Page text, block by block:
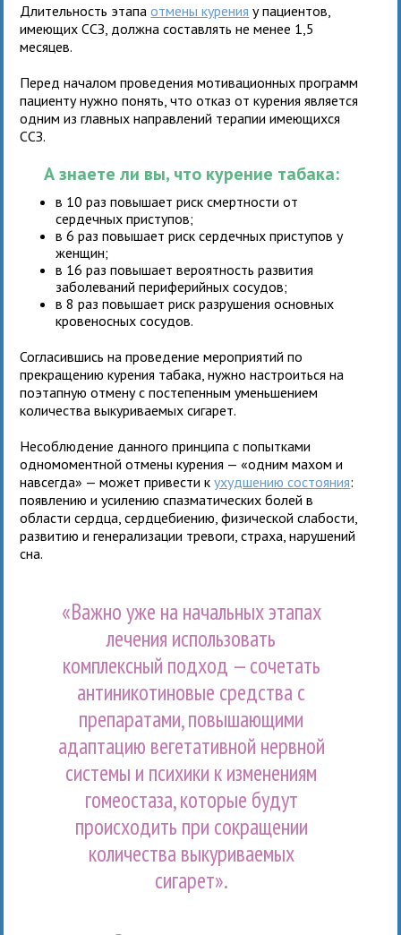
Длительность этапаотмены курения у пациентов,
имеющих ССЗ, должна составлять не менее 1,5
месяцев.
Перед началом проведения мотивационных программ
пациенту нужно понять, что отказ от курения является
одним из главных направлений терапии имеющихся
ССЗ.
А знаете ли вы, что курение табака:
в 10 раз повышает риск смертности от
сердечных приступов;
в 6 раз повышает риск сердечных приступов у
женщин;
в 16 раз повышает вероятность развития
заболеваний периферийных сосудов;
в 8 раз повышает риск разрушения основных
кровеносных сосудов.
Согласившись на проведение мероприятий по
прекращению курения табака, нужно настроиться на
поэтапную отмену с постепенным уменьшением
количества выкуриваемых сигарет.
Несоблюдение данного принципа с попытками
одномоментной отмены курения — «одним махом и
навсегда» — может привести кухудшению состояния:
появлению и усилению спазматических болей в
области сердца, сердцебиению, физической слабости,
развитию и генерализации тревоги, страха, нарушений
сна.
«Важно уже на начальных этапах
лечения использовать
комплексный подход — сочетать
антиникотиновые средства с
препаратами, повышающими
адаптацию вегетативной нервной
системы и психики к изменениям
гомеостаза, которые будут
происходить при сокращении
количества выкуриваемых
сигарет».